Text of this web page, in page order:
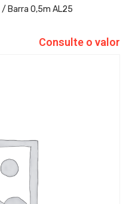
/ Barra 0,5m AL25
Consulte o valor